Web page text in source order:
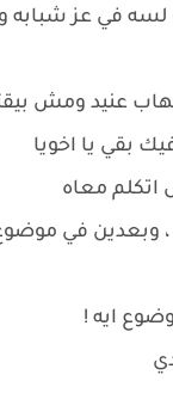
في عز
عنيد ومش
بقي يا اخويا
اتكلم معاه
، وبعدين في
ايه !